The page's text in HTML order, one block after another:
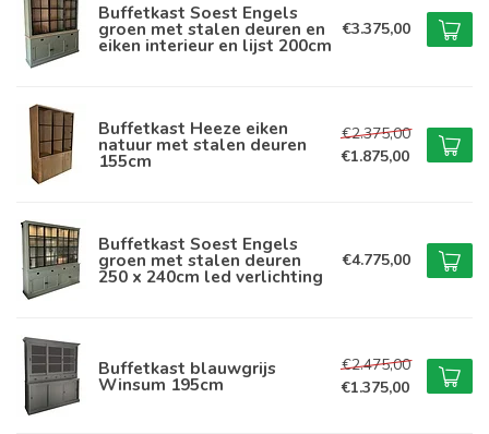
Buffetkast Soest Engels
groen met stalen deuren en
eiken interieur en lijst 200cm
€3.375,00
Buffetkast Heeze eiken
natuur met stalen deuren
155cm
€2.375,00
€1.875,00
Buffetkast Soest Engels
groen met stalen deuren
250 x 240cm led verlichting
€4.775,00
Buffetkast blauwgrijs
Winsum 195cm
€2.475,00
€1.375,00